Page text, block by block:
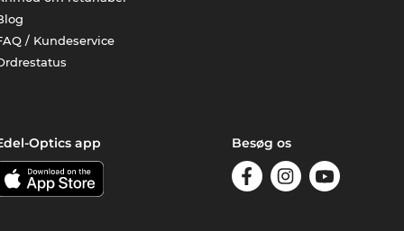
/ Kundeservice
Optics app Besøg os